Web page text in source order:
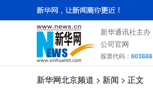
新华通讯社主办
公司官网
股票代码： 603888
新华网北京频道 > 新闻 > 正文